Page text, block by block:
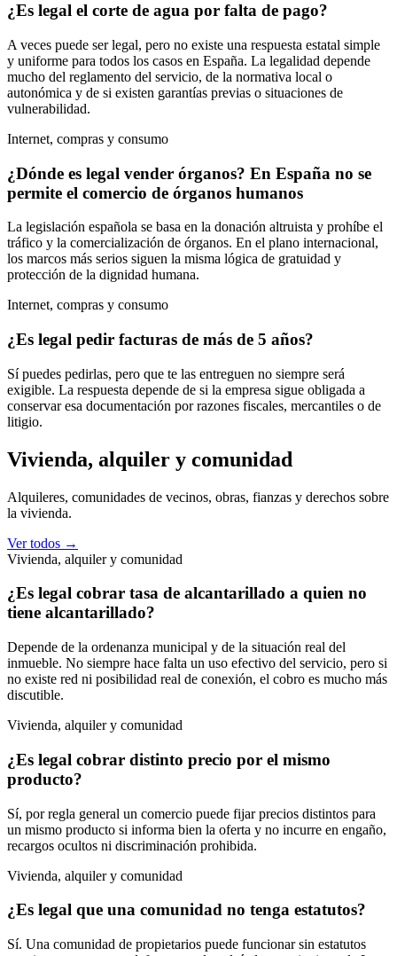
¿Es legal el corte de agua por falta de pago?
A veces puede ser legal, pero no existe una respuesta estatal simple
y uniforme para todos los casos en España. La legalidad depende
mucho del reglamento del servicio, de la normativa local o
autonómica y de si existen garantías previas o situaciones de
vulnerabilidad.
Internet, compras y consumo
¿Dónde es legal vender órganos? En España no se
permite el comercio de órganos humanos
La legislación española se basa en la donación altruista y prohíbe el
tráfico y la comercialización de órganos. En el plano internacional,
los marcos más serios siguen la misma lógica de gratuidad y
protección de la dignidad humana.
Internet, compras y consumo
¿Es legal pedir facturas de más de 5 años?
Sí puedes pedirlas, pero que te las entreguen no siempre será
exigible. La respuesta depende de si la empresa sigue obligada a
conservar esa documentación por razones fiscales, mercantiles o de
litigio.
Vivienda, alquiler y comunidad
Alquileres, comunidades de vecinos, obras, fianzas y derechos sobre
la vivienda.
Ver todos →
Vivienda, alquiler y comunidad
¿Es legal cobrar tasa de alcantarillado a quien no
tiene alcantarillado?
Depende de la ordenanza municipal y de la situación real del
inmueble. No siempre hace falta un uso efectivo del servicio, pero si
no existe red ni posibilidad real de conexión, el cobro es mucho más
discutible.
Vivienda, alquiler y comunidad
¿Es legal cobrar distinto precio por el mismo
producto?
Sí, por regla general un comercio puede fijar precios distintos para
un mismo producto si informa bien la oferta y no incurre en engaño,
recargos ocultos ni discriminación prohibida.
Vivienda, alquiler y comunidad
¿Es legal que una comunidad no tenga estatutos?
Sí. Una comunidad de propietarios puede funcionar sin estatutos